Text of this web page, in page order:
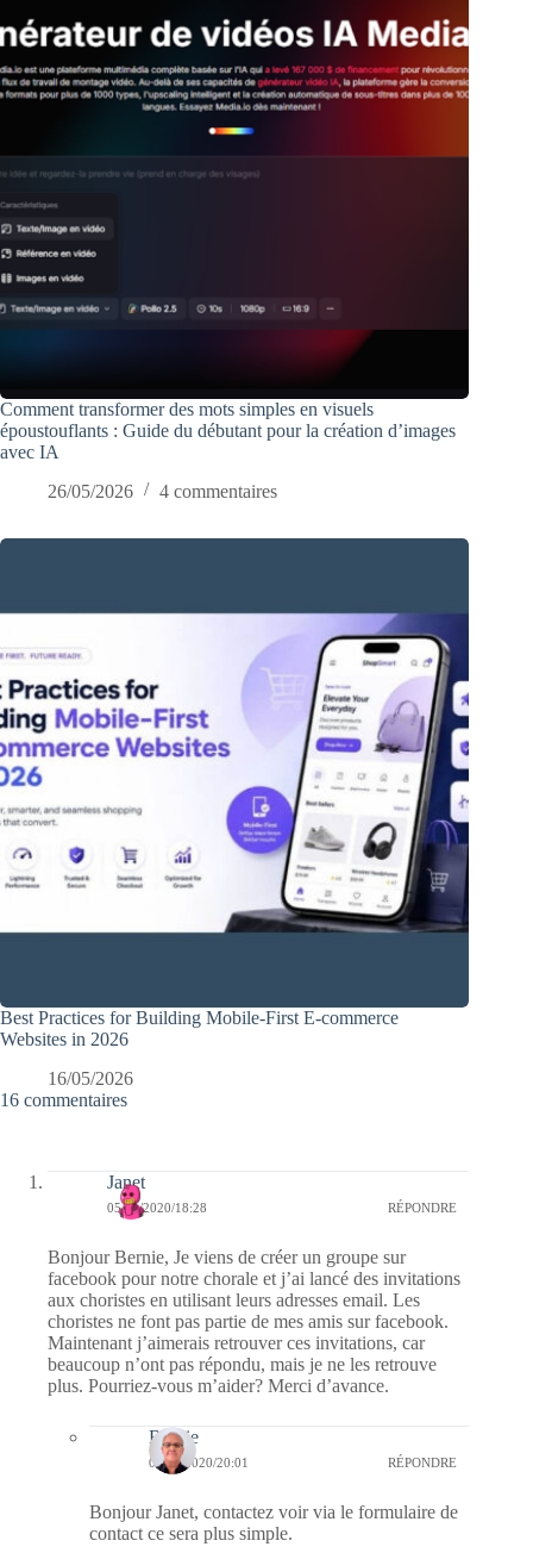
Comment transformer des mots simples en visuels
époustouflants : Guide du débutant pour la création d’images
avec IA
26/05/2026
4 commentaires
Best Practices for Building Mobile-First E-commerce
Websites in 2026
16/05/2026
16 commentaires
Janet
05/01/2020/18:28 RÉPONDRE
Bonjour Bernie, Je viens de créer un groupe sur
facebook pour notre chorale et j’ai lancé des invitations
aux choristes en utilisant leurs adresses email. Les
choristes ne font pas partie de mes amis sur facebook.
Maintenant j’aimerais retrouver ces invitations, car
beaucoup n’ont pas répondu, mais je ne les retrouve
plus. Pourriez-vous m’aider? Merci d’avance.
Bernie
07/01/2020/20:01 RÉPONDRE
Bonjour Janet, contactez voir via le formulaire de
contact ce sera plus simple.